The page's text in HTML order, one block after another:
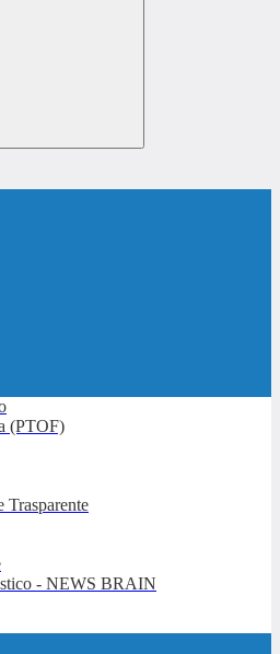
(PTOF)
Trasparente
- NEWS BRAIN